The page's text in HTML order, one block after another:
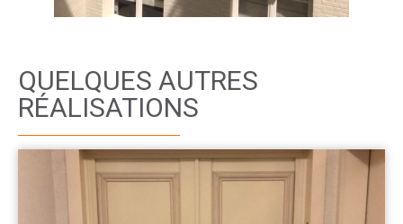
QUELQUES AUTRES
RÉALISATIONS